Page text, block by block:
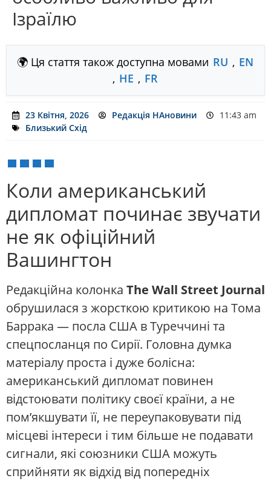
Ізраїлю
🌍 Ця стаття також доступна мовами RU , EN
, HE , FR
23 Квітня, 2026 Редакція НАновини
11:43 am
Близький Схід
Коли американський
дипломат починає звучати
не як офіційний
Вашингтон
Редакційна колонка The Wall Street Journal
обрушилася з жорсткою критикою на Тома
Баррака — посла США в Туреччині та
спецпосланця по Сирії. Головна думка
матеріалу проста і дуже болісна:
американський дипломат повинен
відстоювати політику своєї країни, а не
пом’якшувати її, не переупаковувати під
місцеві інтереси і тим більше не подавати
сигнали, які союзники США можуть
сприйняти як відхід від попередніх